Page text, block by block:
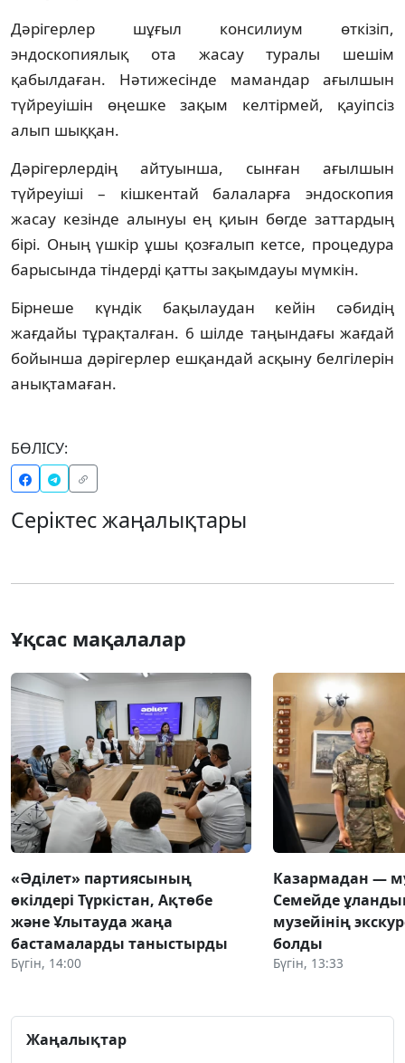
Дәрігерлер шұғыл консилиум өткізіп,
эндоскопиялық ота жасау туралы шешім
қабылдаған. Нәтижесінде мамандар ағылшын
түйреуішін өңешке зақым келтірмей, қауіпсіз
алып шыққан.
Дәрігерлердің айтуынша, сынған ағылшын
түйреуіші – кішкентай балаларға эндоскопия
жасау кезінде алынуы ең қиын бөгде заттардың
бірі. Оның үшкір ұшы қозғалып кетсе, процедура
барысында тіндерді қатты зақымдауы мүмкін.
Бірнеше күндік бақылаудан кейін сәбидің
жағдайы тұрақталған. 6 шілде таңындағы жағдай
бойынша дәрігерлер ешқандай асқыну белгілерін
анықтамаған.
БӨЛІСУ:
Серіктес жаңалықтары
Ұқсас мақалалар
«Әділет» партиясының
өкілдері Түркістан, Ақтөбе
және Ұлытауда жаңа
бастамаларды таныстырды
Бүгін, 14:00
Казармадан —
Семейде
музейінің
болды
Бүгін, 13:33
Жаңалықтар